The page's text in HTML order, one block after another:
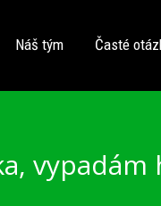
Náš tým Časté
vypadám